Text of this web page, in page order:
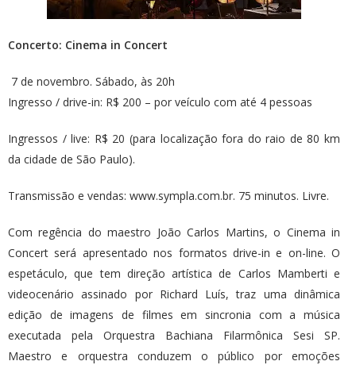
Concerto: Cinema in Concert
7 de novembro. Sábado, às 20h
Ingresso / drive-in: R$ 200 – por veículo com até 4 pessoas
Ingressos / live: R$ 20 (para localização fora do raio de 80 km
da cidade de São Paulo).
Transmissão e vendas: www.sympla.com.br. 75 minutos. Livre.
Com regência do maestro João Carlos Martins, o Cinema in
Concert será apresentado nos formatos drive-in e on-line. O
espetáculo, que tem direção artística de Carlos Mamberti e
videocenário assinado por Richard Luís, traz uma dinâmica
edição de imagens de filmes em sincronia com a música
executada pela Orquestra Bachiana Filarmônica Sesi SP.
Maestro e orquestra conduzem o público por emoções